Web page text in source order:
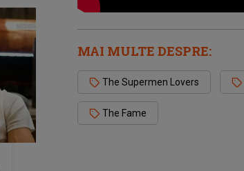
MAI MULTE DESPRE:
The Supermen Lovers
The Fame